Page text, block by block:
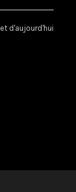
d'aujourd'hui